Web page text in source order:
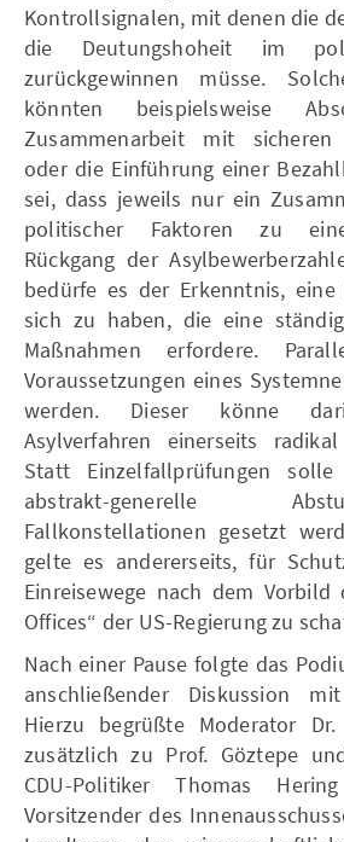
Kontrollsignalen, mit denen die
die Deutungshoheit im
zurückgewinnen müsse.
könnten beispielsweise
Zusammenarbeit mit sicheren
oder die Einführung einer
sei, dass jeweils nur ein
politischer Faktoren zu
Rückgang der
bedürfe es der Erkenntnis, eine
sich zu haben, die eine
Maßnahmen erfordere.
Voraussetzungen eines
werden. Dieser könne
Asylverfahren einerseits
Statt Einzelfallprüfungen
abstrakt-generelle
Fallkonstellationen gesetzt
gelte es andererseits, für
Einreisewege nach dem Vorbild
Offices“ der US-Regierung zu
Nach einer Pause folgte das
anschließender Diskussion
Hierzu begrüßte Moderator
zusätzlich zu Prof. Göztepe
CDU-Politiker Thomas
Vorsitzender des